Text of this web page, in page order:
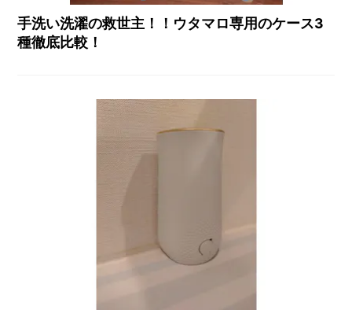
手洗い洗濯の救世主！！ウタマロ専用のケース3
種徹底比較！